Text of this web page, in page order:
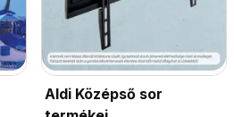
Aldi Középső sor